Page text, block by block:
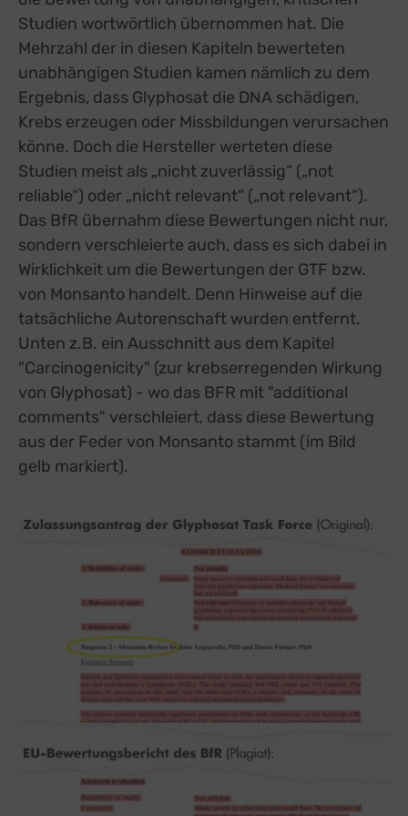
Studien wortwörtlich übernommen hat. Die
Mehrzahl der in diesen Kapiteln bewerteten
unabhängigen Studien kamen nämlich zu dem
Ergebnis, dass Glyphosat die DNA schädigen,
Krebs erzeugen oder Missbildungen verursachen
könne. Doch die Hersteller werteten diese
Studien meist als „nicht zuverlässig“ („not
reliable“) oder „nicht relevant“ („not relevant“).
Das BfR übernahm diese Bewertungen nicht nur,
sondern verschleierte auch, dass es sich dabei in
Wirklichkeit um die Bewertungen der GTF bzw.
von Monsanto handelt. Denn Hinweise auf die
tatsächliche Autorenschaft wurden entfernt.
Unten z.B. ein Ausschnitt aus dem Kapitel
"Carcinogenicity" (zur krebserregenden Wirkung
von Glyphosat) - wo das BFR mit "additional
comments" verschleiert, dass diese Bewertung
aus der Feder von Monsanto stammt (im Bild
gelb markiert).